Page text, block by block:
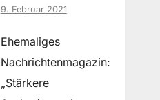
9. Februar 2021
Ehemaliges
Nachrichtenmagazin:
„Stärkere